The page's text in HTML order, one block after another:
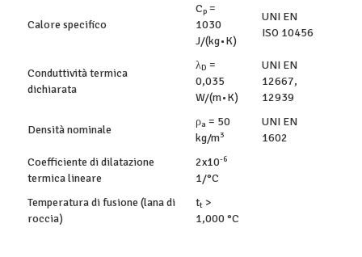
Calore specifico
Cp=
1030
J/(kg•K)
UNI EN
ISO 10456
Conduttività termica
dichiarata
λD =
0,035
W/(m•K)
UNI EN
12667,
12939
Densità nominale
ρa = 50
kg/m3
UNI EN
1602
Coefficiente di dilatazione
termica lineare
2x10-6
1/°C
Temperatura di fusione (lana di
roccia)
tt>
1,000 °C